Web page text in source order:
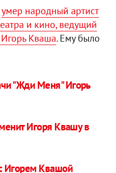
умер народный артист
и кино, ведущий
Кваша. Ему было
"Жди Меня" Игорь
Игоря Квашу в
Игорем Квашой